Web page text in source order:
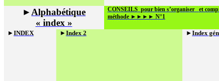
► Alphabétique
« index »
CONSEILS pour bien s’organiser
et
méthode ►►►► N°1
► INDEX ► Index 2 ► Index